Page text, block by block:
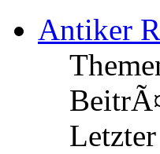
Antiker